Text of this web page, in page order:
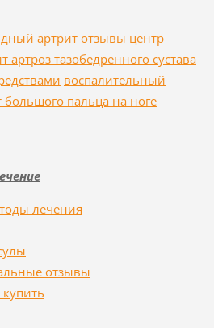
артрит отзывы центр
артроз тазобедренного сустава
воспалительный
большого пальца на ноге
лечения
отзывы